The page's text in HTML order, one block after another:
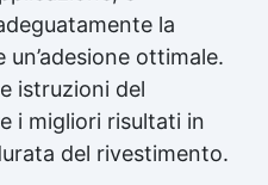
la
ottimale.
istruzioni del
i migliori risultati in
del rivestimento.